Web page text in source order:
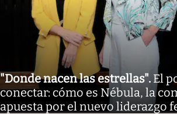
"Donde nacen las estrellas". El
conectar: cómo es Nébula, la
apuesta por el nuevo liderazgo